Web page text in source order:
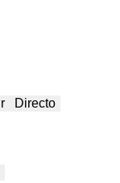
Directo